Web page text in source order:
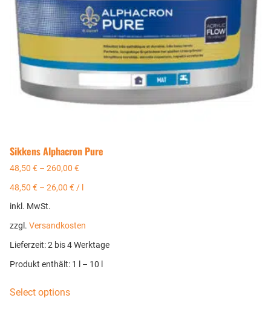
Sikkens Alphacron Pure
48,50 € – 260,00 €
48,50 € – 26,00 € /
inkl. MwSt.
zzgl. Versandkosten
Lieferzeit:2 bis 4 Werktage
Produkt enthält: 1 l – 10 l
Select options